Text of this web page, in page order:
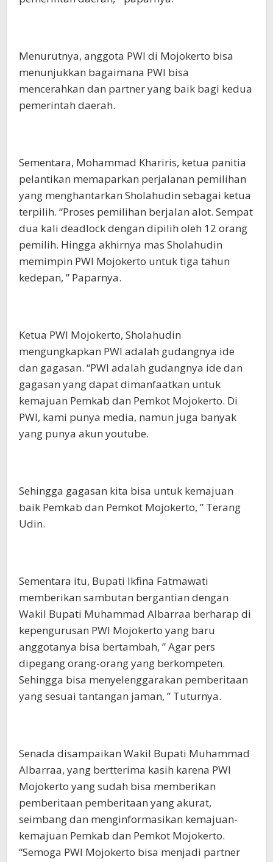
Menurutnya, anggota PWI di Mojokerto bisa
menunjukkan bagaimana PWI bisa
mencerahkan dan partner yang baik bagi kedua
pemerintah daerah.
Sementara, Mohammad Khariris, ketua panitia
pelantikan memaparkan perjalanan pemilihan
yang menghantarkan Sholahudin sebagai ketua
terpilih. “Proses pemilihan berjalan alot. Sempat
dua kali deadlock dengan dipilih oleh 12 orang
pemilih. Hingga akhirnya mas Sholahudin
memimpin PWI Mojokerto untuk tiga tahun
kedepan, ” Paparnya.
Ketua PWI Mojokerto, Sholahudin
mengungkapkan PWI adalah gudangnya ide
dan gagasan. “PWI adalah gudangnya ide dan
gagasan yang dapat dimanfaatkan untuk
kemajuan Pemkab dan Pemkot Mojokerto. Di
PWI, kami punya media, namun juga banyak
yang punya akun youtube.
Sehingga gagasan kita bisa untuk kemajuan
baik Pemkab dan Pemkot Mojokerto, ” Terang
Udin.
Sementara itu, Bupati Ikfina Fatmawati
memberikan sambutan bergantian dengan
Wakil Bupati Muhammad Albarraa berharap di
kepengurusan PWI Mojokerto yang baru
anggotanya bisa bertambah, ” Agar pers
dipegang orang-orang yang berkompeten.
Sehingga bisa menyelenggarakan pemberitaan
yang sesuai tantangan jaman, ” Tuturnya.
Senada disampaikan Wakil Bupati Muhammad
Albarraa, yang bertterima kasih karena PWI
Mojokerto yang sudah bisa memberikan
pemberitaan pemberitaan yang akurat,
seimbang dan menginformasikan kemajuan-
kemajuan Pemkab dan Pemkot Mojokerto.
“Semoga PWI Mojokerto bisa menjadi partner